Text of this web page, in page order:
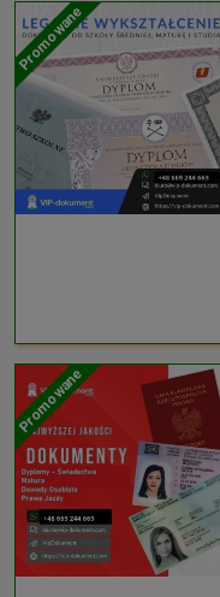
Promowane
Promowane